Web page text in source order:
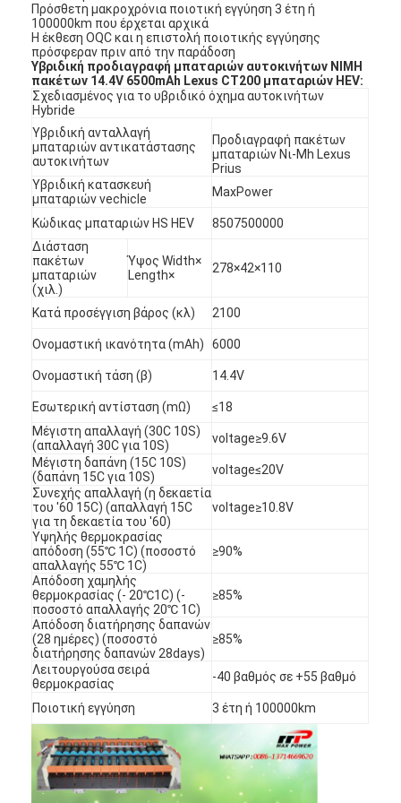
Σπίτι
Προϊόντα
Περίπου εμείς
Πρόσθετη μακροχρόνια ποιοτική εγγύηση 3 έτη ή
100000km που έρχεται αρχικά
Η έκθεση OQC και η επιστολή ποιοτικής εγγύησης
πρόσφεραν πριν από την παράδοση
Υβριδική προδιαγραφή μπαταριών αυτοκινήτων NIMH
πακέτων 14.4V 6500mAh Lexus CT200 μπαταριών HEV:
Σχεδιασμένος για το υβριδικό όχημα αυτοκινήτων
Hybride
Υβριδική ανταλλαγή
μπαταριών αντικατάστασης
αυτοκινήτων
Προδιαγραφή πακέτων
μπαταριών Νι-Mh Lexus
Prius
Υβριδική κατασκευή
μπαταριών vechicle
MaxPower
Κώδικας μπαταριών HS HEV
8507500000
Διάσταση
πακέτων
μπαταριών
(χιλ.)
Ύψος Width×
Length×
278×42×110
Κατά προσέγγιση βάρος (κλ) 2100
Ονομαστική ικανότητα (mAh) 6000
Ονομαστική τάση (β) 14.4V
Εσωτερική αντίσταση (mΩ)
≤18
Μέγιστη απαλλαγή (30C 10S)
(απαλλαγή 30C για 10S)
voltage≥9.6V
Μέγιστη δαπάνη (15C 10S)
(δαπάνη 15C για 10S)
voltage≤20V
Συνεχής απαλλαγή (η δεκαετία
του '60 15C) (απαλλαγή 15C
για τη δεκαετία του '60)
voltage≥10.8V
Υψηλής θερμοκρασίας
απόδοση (55℃ 1C) (ποσοστό
απαλλαγής 55℃ 1C)
≥90%
Απόδοση χαμηλής
θερμοκρασίας (- 20℃1C) (-
ποσοστό απαλλαγής 20℃ 1C)
≥85%
Απόδοση διατήρησης δαπανών
(28 ημέρες) (ποσοστό
διατήρησης δαπανών 28days)
≥85%
Λειτουργούσα σειρά
θερμοκρασίας
-40 βαθμός σε +55 βαθμό
Ποιοτική εγγύηση 3 έτη ή 100000km